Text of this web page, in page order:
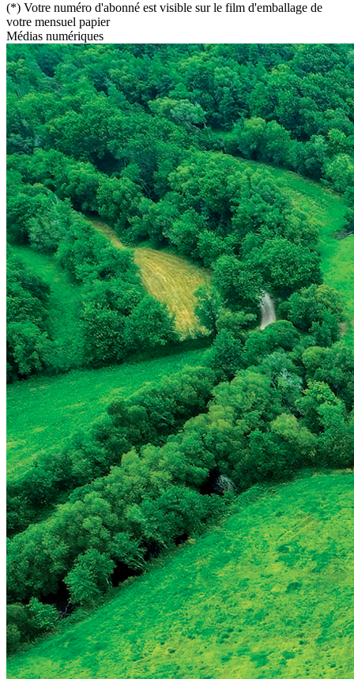
(*) Votre numéro d'abonné est visible sur le film d'emballage de
votre mensuel papier
Médias numériques